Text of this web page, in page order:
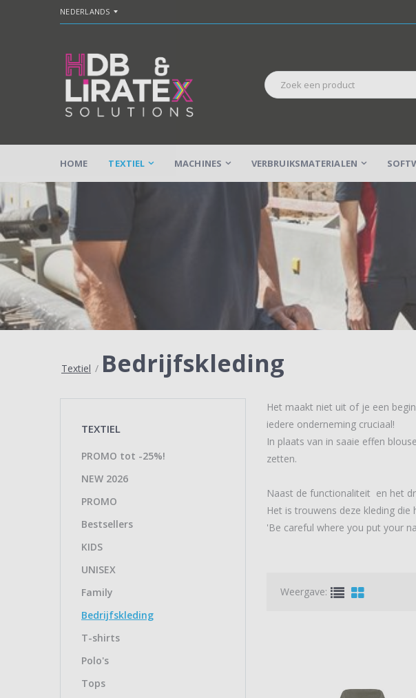
NEDERLANDS
HOME TEXTIEL MACHINES VERBRUIKSMATERIALEN
Textiel / Bedrijfskleding
Het maakt niet uit of je een
iedere onderneming cruciaal!
In plaats van in saaie effen
zetten.
Naast de functionaliteit en het
Het is trouwens deze kleding
'Be careful where you put your
Weergave:
TEXTIEL
PROMO tot -25%!
NEW 2026
PROMO
Bestsellers
KIDS
UNISEX
Family
Bedrijfskleding
T-shirts
Polo's
Tops